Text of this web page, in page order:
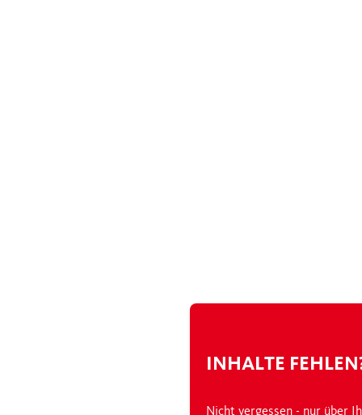
INHALTE
Nicht vergessen - nur über